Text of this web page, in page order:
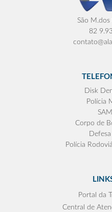
São M.dos
82
Disk
Polícia
Corpo de
Polícia
Portal da
Central de